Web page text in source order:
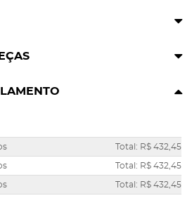
Total: R$ 432,45
Total: R$ 432,45
Total: R$ 432,45